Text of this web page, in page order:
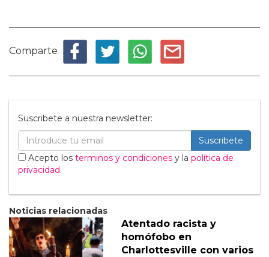
Comparte
Suscribete a nuestra newsletter:
Suscribete
Acepto los terminos y condiciones y la política de
privacidad.
Noticias relacionadas
Atentado racista y
homófobo en
Charlottesville con varios